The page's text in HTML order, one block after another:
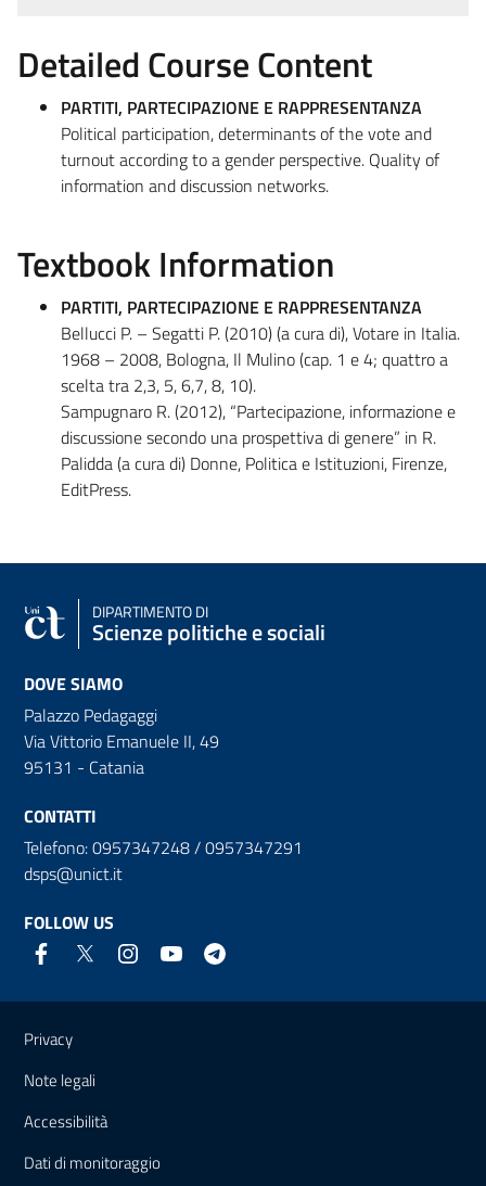
Detailed Course Content
PARTITI, PARTECIPAZIONE E RAPPRESENTANZA
Political participation, determinants of the vote and
turnout according to a gender perspective. Quality of
information and discussion networks.
Textbook Information
PARTITI, PARTECIPAZIONE E RAPPRESENTANZA
Bellucci P. – Segatti P. (2010) (a cura di), Votare in Italia.
1968 – 2008, Bologna, Il Mulino (cap. 1 e 4; quattro a
scelta tra 2,3, 5, 6,7, 8, 10).
Sampugnaro R. (2012), “Partecipazione, informazione e
discussione secondo una prospettiva di genere” in R.
Palidda (a cura di) Donne, Politica e Istituzioni, Firenze,
EditPress.
DIPARTIMENTO DI
Scienze politiche e sociali
DOVE SIAMO
Palazzo Pedagaggi
Via Vittorio Emanuele II, 49
95131 - Catania
CONTATTI
Telefono: 0957347248 / 0957347291
dsps@unict.it
FOLLOW US
Useful links and information
Privacy
Note legali
Accessibilità
Dati di monitoraggio